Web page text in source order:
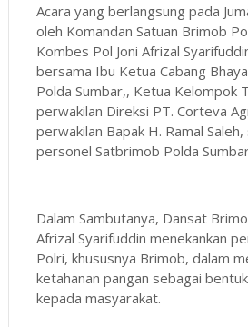
Acara yang berlangsung pada
oleh Komandan Satuan Brimob
Kombes Pol Joni Afrizal
bersama Ibu Ketua Cabang
Polda Sumbar,, Ketua Kelompok
perwakilan Direksi PT. Corteva
perwakilan Bapak H. Ramal
personel Satbrimob Polda
Dalam Sambutanya, Dansat
Afrizal Syarifuddin menekankan
Polri, khususnya Brimob, dalam
ketahanan pangan sebagai
kepada masyarakat.